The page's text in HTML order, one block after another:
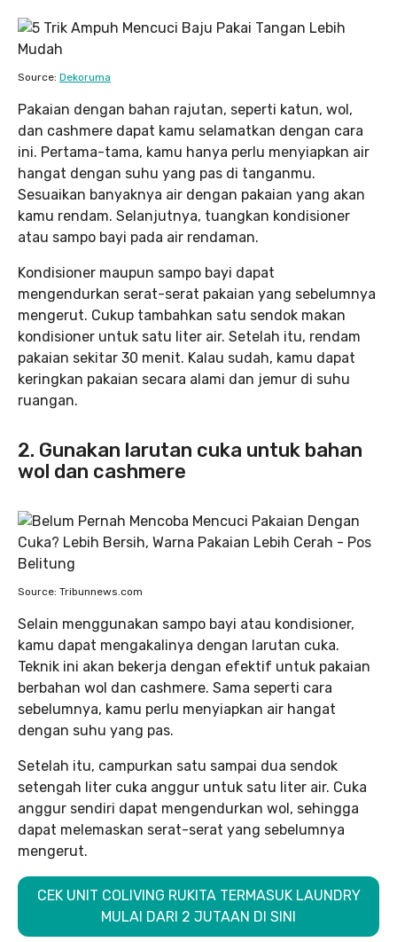
Source: Dekoruma
Pakaian dengan bahan rajutan, seperti katun, wol,
dan cashmere dapat kamu selamatkan dengan cara
ini. Pertama-tama, kamu hanya perlu menyiapkan air
hangat dengan suhu yang pas di tanganmu.
Sesuaikan banyaknya air dengan pakaian yang akan
kamu rendam. Selanjutnya, tuangkan kondisioner
atau sampo bayi pada air rendaman.
Kondisioner maupun sampo bayi dapat
mengendurkan serat-serat pakaian yang sebelumnya
mengerut. Cukup tambahkan satu sendok makan
kondisioner untuk satu liter air. Setelah itu, rendam
pakaian sekitar 30 menit. Kalau sudah, kamu dapat
keringkan pakaian secara alami dan jemur di suhu
ruangan.
2. Gunakan larutan cuka untuk bahan
wol dan cashmere
Source: Tribunnews.com
Selain menggunakan sampo bayi atau kondisioner,
kamu dapat mengakalinya dengan larutan cuka.
Teknik ini akan bekerja dengan efektif untuk pakaian
berbahan wol dan cashmere. Sama seperti cara
sebelumnya, kamu perlu menyiapkan air hangat
dengan suhu yang pas.
Setelah itu, campurkan satu sampai dua sendok
setengah liter cuka anggur untuk satu liter air. Cuka
anggur sendiri dapat mengendurkan wol, sehingga
dapat melemaskan serat-serat yang sebelumnya
mengerut.
CEK UNIT COLIVING RUKITA TERMASUK LAUNDRY
MULAI DARI 2 JUTAAN DI SINI